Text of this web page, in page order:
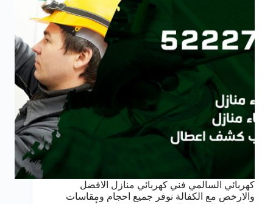
كهربائي السالمي فني كهربائي منازل الافضل
والارخص مع الكفالة نوفر جميع احجام ومقاسات